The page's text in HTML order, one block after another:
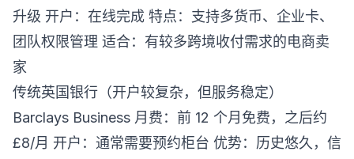
升级 开户：在线完成 特点：支持多货币、企业卡、
团队权限管理 适合：有较多跨境收付需求的电商卖
家
传统英国银行（开户较复杂，但服务稳定）
Barclays Business 月费：前 12 个月免费，之后约
£8/月 开户：通常需要预约柜台 优势：历史悠久，信